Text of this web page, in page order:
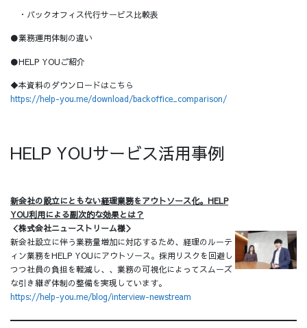
・バックオフィス代行サービス比較表
●業務運用体制の違い
●HELP YOUご紹介
◆本資料のダウンロードはこちら
https://help-you.me/download/backoffice_comparison/
HELP YOUサービス活用事例
新会社の設立にともない経理業務をアウトソース化。HELP
YOU利用による副次的な効果とは？
＜株式会社ニューストリーム様＞
新会社設立に伴う業務量増加に対応するため、経理のルーテ
ィン業務をHELP YOUにアウトソース。採用リスクを回避し
つつ社員の負担を軽減し、、業務の可視化によってスムーズ
な引き継ぎ体制の整備を実現しています。
https://help-you.me/blog/interview-newstream